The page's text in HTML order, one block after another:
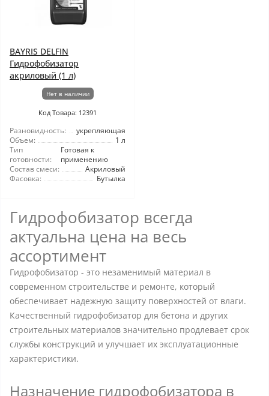
BAYRIS DELFIN
Гидрофобизатор
акриловый (1 л)
Нет в наличии
Код Товара: 12391
Разновидность:
укрепляющая
Объем:
1 л
Тип
готовности:
Готовая к
применению
Состав смеси:
Акриловый
Фасовка:
Бутылка
Гидрофобизатор всегда
актуальна цена на весь
ассортимент
Гидрофобизатор - это незаменимый материал в
современном строительстве и ремонте, который
обеспечивает надежную защиту поверхностей от влаги.
Качественный гидрофобизатор для бетона и других
строительных материалов значительно продлевает срок
службы конструкций и улучшает их эксплуатационные
характеристики.
Назначение гидрофобизатора в